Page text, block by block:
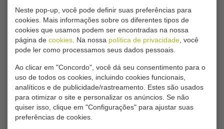
Neste pop-up, você pode definir suas preferências para
cookies. Mais informações sobre os diferentes tipos de
cookies que usamos podem ser encontradas na nossa
página de cookies . Na nossa política de privacidade , você
pode ler como processamos seus dados pessoais.
Ao clicar em "Concordo", você dá seu consentimento para o
uso de todos os cookies, incluindo cookies funcionais,
analíticos e de publicidade/rastreamento. Estes são usados
para otimizar o site e personalizar os anúncios. Se não
quiser isso, clique em "Configurações" para ajustar suas
preferências de cookies.
€ 650 € 550 Adicionar